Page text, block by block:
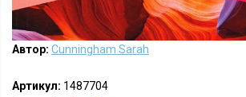
Автор: Cunningham Sarah
Артикул: 1487704